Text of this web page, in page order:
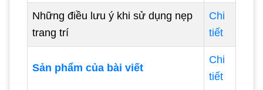
Những điều lưu ý khi sử dụng nẹp
trang trí
Chi
tiết
Sản phẩm của bài viết
Chi
tiết